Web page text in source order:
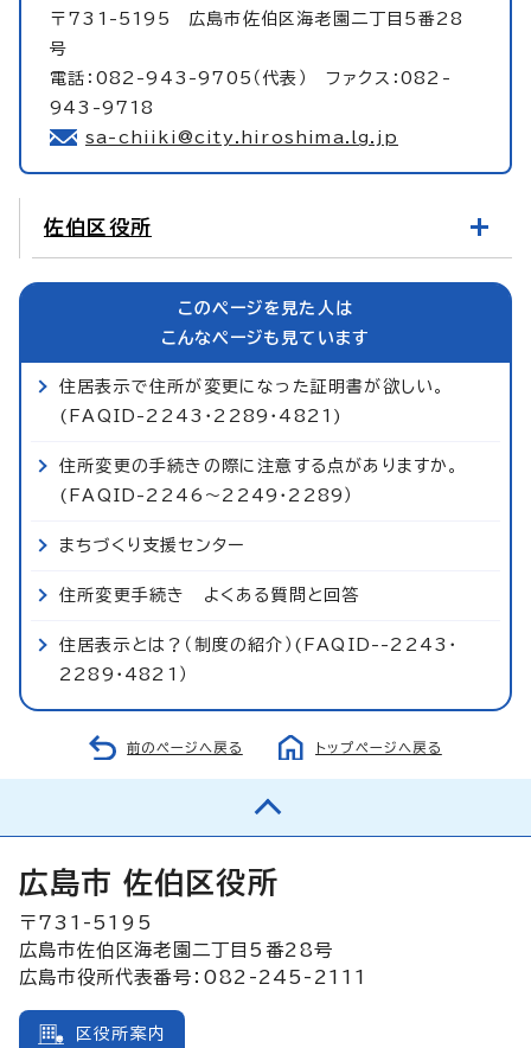
〒731-5195 広島市佐伯区海老園二丁目5番28
号
電話：082-943-9705（代表） ファクス：082-
943-9718
sa-chiiki@city.hiroshima.lg.jp
佐伯区役所
このページを見た人は
こんなページも見ています
住居表示で住所が変更になった証明書が欲しい。
(FAQID-2243・2289・4821)
住所変更の手続きの際に注意する点がありますか。
(FAQID-2246～2249・2289）
まちづくり支援センター
住所変更手続き よくある質問と回答
住居表示とは？（制度の紹介）(FAQID--2243・
2289・4821）
前のページへ戻る トップページへ戻る
広島市 佐伯区役所
〒731-5195
広島市佐伯区海老園二丁目5番28号
広島市役所代表番号：082-245-2111
区役所案内